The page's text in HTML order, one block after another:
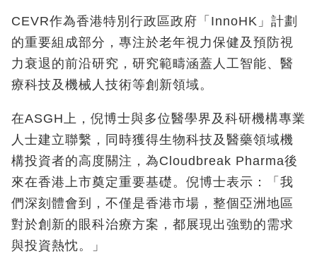
CEVR作為香港特別行政區政府「InnoHK」計劃
的重要組成部分，專注於老年視力保健及預防視
力衰退的前沿研究，研究範疇涵蓋人工智能、醫
療科技及機械人技術等創新領域。
在ASGH上，倪博士與多位醫學界及科研機構專業
人士建立聯繫，同時獲得生物科技及醫藥領域機
構投資者的高度關注，為Cloudbreak Pharma後
來在香港上市奠定重要基礎。倪博士表示：「我
們深刻體會到，不僅是香港市場，整個亞洲地區
對於創新的眼科治療方案，都展現出強勁的需求
與投資熱忱。」